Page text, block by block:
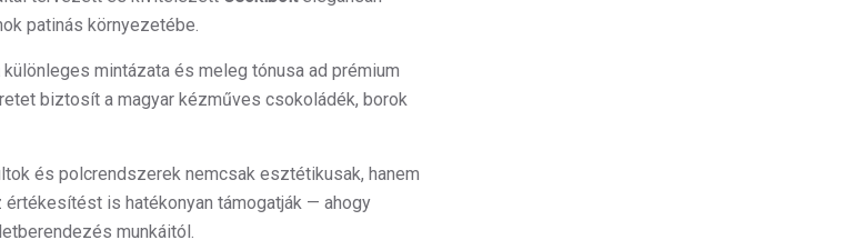
patinás környezetébe.
különleges mintázata és meleg tónusa ad prémium
biztosít a magyar kézműves csokoládék, borok
és polcrendszerek nemcsak esztétikusak, hanem
is hatékonyan támogatják — ahogy
munkáitól.